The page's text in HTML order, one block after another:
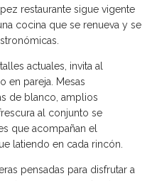
restaurante sigue vigente
cocina que se renueva y se
actuales, invita al
en pareja. Mesas
de blanco, amplios
al conjunto se
que acompañan el
latiendo en cada rincón.
pensadas para disfrutar a